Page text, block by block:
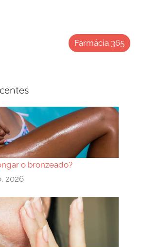
Farmácia 365
o bronzeado?
2026